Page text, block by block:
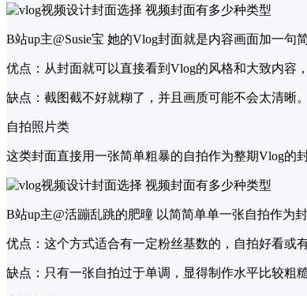
B站up主@Susie宝 她的Vlog封面就是内容画面加一句
优点：从封面就可以直接看到Vlog的风格和大致内容
缺点：截图截不好就糊了，并且画质可能不会太清晰
自拍照片类
这类封面直接用一张简单粗暴的自拍作为整期Vlog的
B站up主@活蹦乱跳的肥曈 以简简单单一张自拍作为
优点：这个方式适合有一定粉丝基数的，自拍好看或
缺点：只有一张自拍过于单调，显得制作水平比较粗